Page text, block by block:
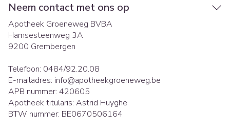
Neem contact met ons op
Apotheek Groeneweg BVBA
Hamsesteenweg 3A
9200 Grembergen
Telefoon: 0484/92.20.08
E-mailadres: info@apotheekgroeneweg.be
APB nummer: 420605
Apotheek titularis: Astrid Huyghe
BTW nummer: BE0670506164